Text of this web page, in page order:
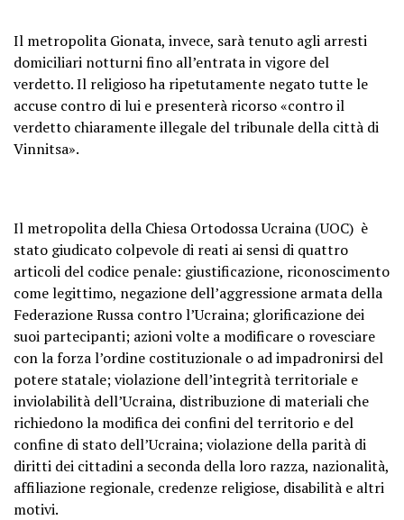
Il metropolita Gionata, invece, sarà tenuto agli arresti
domiciliari notturni fino all’entrata in vigore del
verdetto. Il religioso ha ripetutamente negato tutte le
accuse contro di lui e presenterà ricorso «contro il
verdetto chiaramente illegale del tribunale della città di
Vinnitsa».
Il metropolita della Chiesa Ortodossa Ucraina (UOC) è
stato giudicato colpevole di reati ai sensi di quattro
articoli del codice penale: giustificazione, riconoscimento
come legittimo, negazione dell’aggressione armata della
Federazione Russa contro l’Ucraina; glorificazione dei
suoi partecipanti; azioni volte a modificare o rovesciare
con la forza l’ordine costituzionale o ad impadronirsi del
potere statale; violazione dell’integrità territoriale e
inviolabilità dell’Ucraina, distribuzione di materiali che
richiedono la modifica dei confini del territorio e del
confine di stato dell’Ucraina; violazione della parità di
diritti dei cittadini a seconda della loro razza, nazionalità,
affiliazione regionale, credenze religiose, disabilità e altri
motivi.